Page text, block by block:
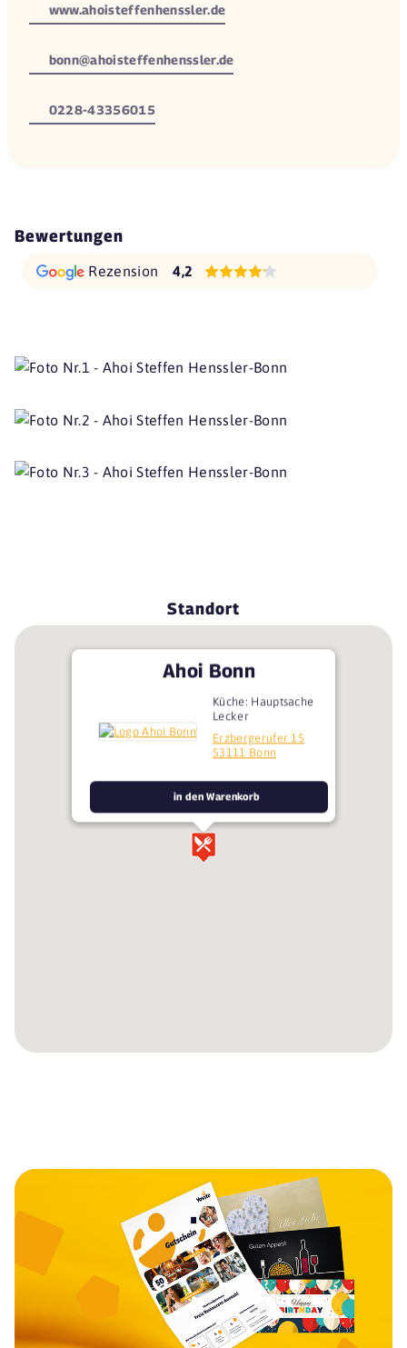
www.ahoisteffenhenssler.de
bonn@ahoisteffenhenssler.de
0228-43356015
Bewertungen
Rezension 4,2
Standort
Ahoi Bonn
Küche: Hauptsache
Lecker
Erzbergerufer 15
53111 Bonn
in den Warenkorb